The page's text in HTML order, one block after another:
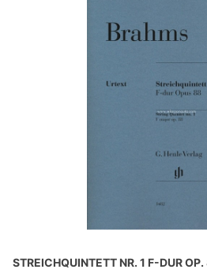
STREICHQUINTETT NR. 1 F-DUR